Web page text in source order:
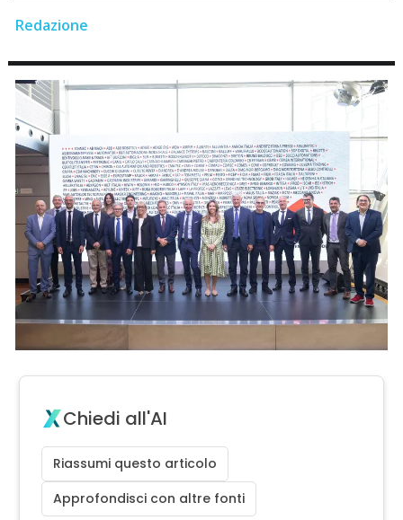
Redazione
Chiedi all'AI
Riassumi questo articolo
Approfondisci con altre fonti